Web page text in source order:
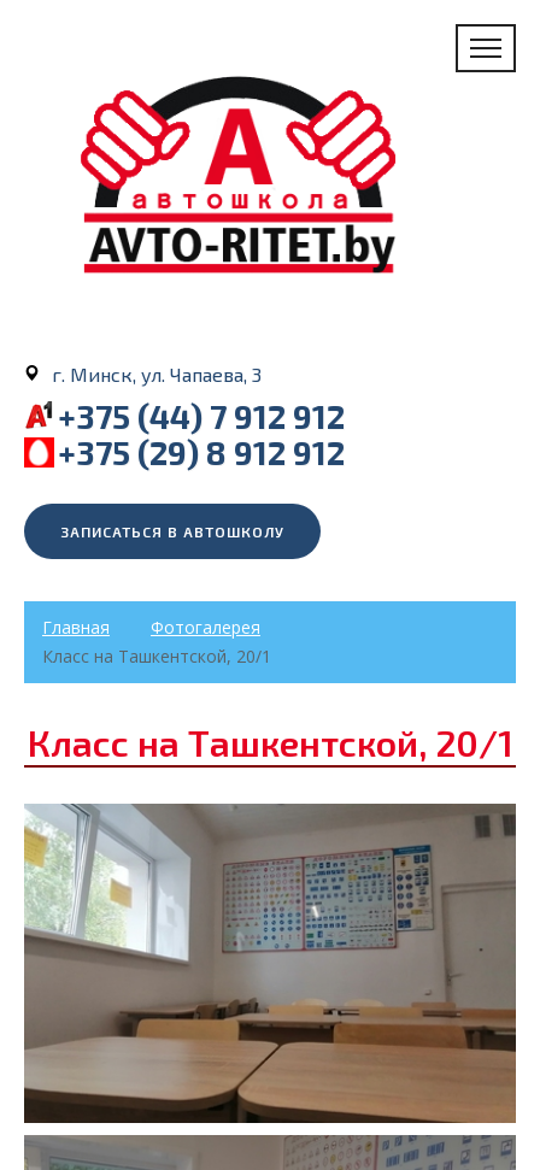
г. Минск, ул. Чапаева, 3
+375 (44) 7 912 912
+375 (29) 8 912 912
ЗАПИСАТЬСЯ В АВТОШКОЛУ
Главная
Фотогалерея
Класс на Ташкентской, 20/1
Класс на Ташкентской, 20/1